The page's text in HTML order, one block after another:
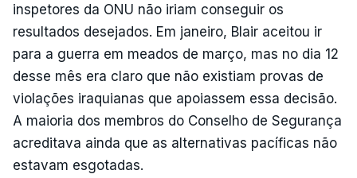
inspetores da ONU não iriam conseguir os
resultados desejados. Em janeiro, Blair aceitou ir
para a guerra em meados de março, mas no dia 12
desse mês era claro que não existiam provas de
violações iraquianas que apoiassem essa decisão.
A maioria dos membros do Conselho de Segurança
acreditava ainda que as alternativas pacíficas não
estavam esgotadas.